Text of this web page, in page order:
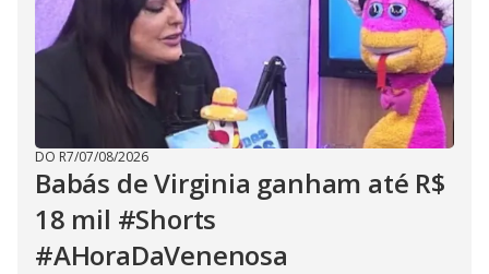
DO R7/07/08/2026
Babás de Virginia ganham até R$
18 mil #Shorts
#AHoraDaVenenosa